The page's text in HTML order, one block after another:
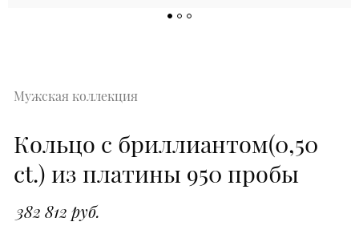
Мужская коллекция
Кольцо с бриллиантом(0,50
ct.) из платины 950 пробы
382 812 руб.